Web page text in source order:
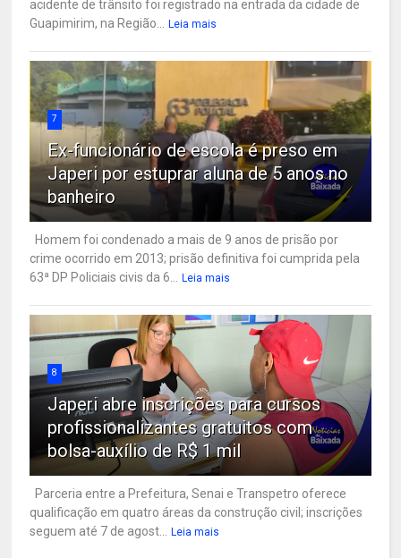
acidente de trânsito foi registrado na entrada da cidade de
Guapimirim, na Região... Leia mais
7
Ex-funcionário de escola é preso em
Japeri por estuprar aluna de 5 anos no
banheiro
Homem foi condenado a mais de 9 anos de prisão por
crime ocorrido em 2013; prisão definitiva foi cumprida pela
63ª DP Policiais civis da 6... Leia mais
8
Japeri abre inscrições para cursos
profissionalizantes gratuitos com
bolsa-auxílio de R$ 1 mil
Parceria entre a Prefeitura, Senai e Transpetro oferece
qualificação em quatro áreas da construção civil; inscrições
seguem até 7 de agost... Leia mais